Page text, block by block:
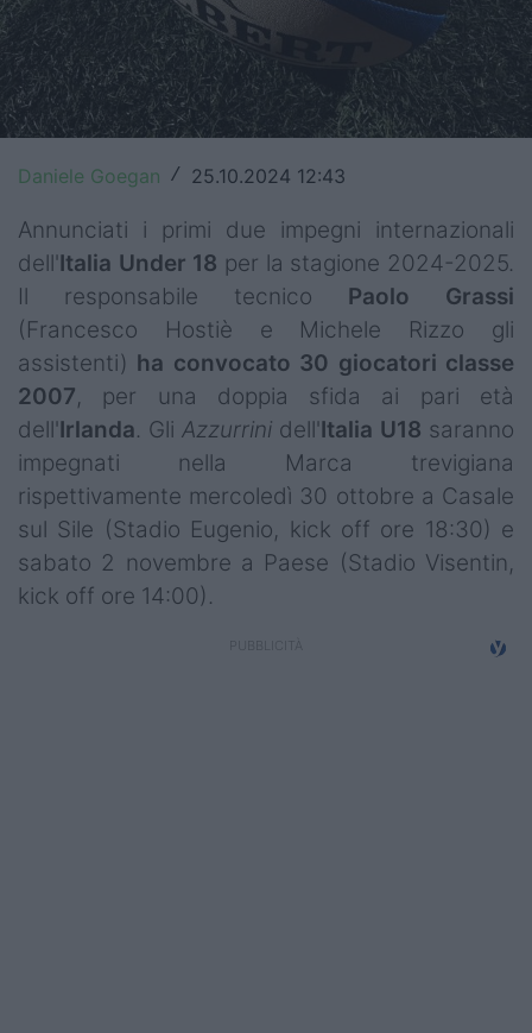
Premiership
Champions Cup
Challenge Cup
World Rugby
Rugby World Cup
Super Rugby
Rugby in TV
Mercato
Serie A Elite
Campionati
Serie A
Serie B
Daniele Goegan / 25.10.2024 12:43
Annunciati i primi due impegni internazionali
dell'Italia Under 18 per la stagione 2024-2025.
Il responsabile tecnico Paolo Grassi
(Francesco Hostiè e Michele Rizzo gli
assistenti) ha convocato 30 giocatori classe
2007, per una doppia sfida ai pari età
dell'Irlanda. Gli Azzurrini dell'Italia U18 saranno
impegnati nella Marca trevigiana
rispettivamente mercoledì 30 ottobre a Casale
sul Sile (Stadio Eugenio, kick off ore 18:30) e
sabato 2 novembre a Paese (Stadio Visentin,
kick off ore 14:00).